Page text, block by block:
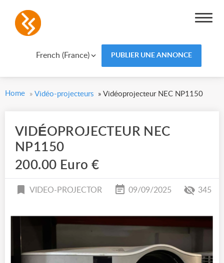
French (France) PUBLIER UNE ANNONCE
Home » Vidéo-projecteurs » Vidéoprojecteur NEC NP1150
VIDÉOPROJECTEUR NEC
NP1150
200.00 Euro €
VIDEO-PROJECTOR 09/09/2025 345